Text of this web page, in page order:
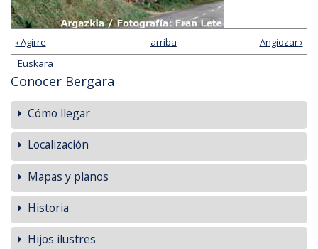
‹ Agirre arriba
Angiozar ›
Euskara
Conocer Bergara
Cómo llegar
Localización
Mapas y planos
Historia
Hijos ilustres